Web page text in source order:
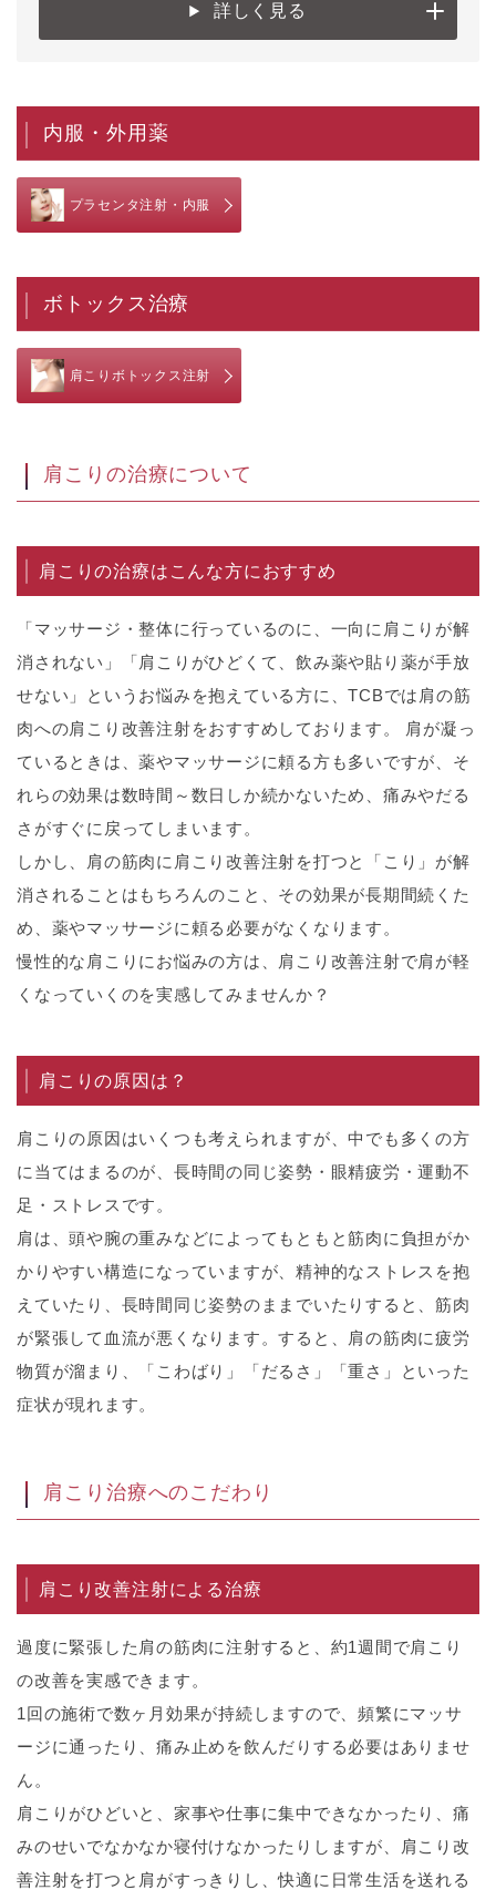
詳しく見る
内服・外用薬
プラセンタ注射・内服
ボトックス治療
肩こりボトックス注射
肩こりの治療について
肩こりの治療はこんな方におすすめ
「マッサージ・整体に行っているのに、一向に肩こりが解
消されない」「肩こりがひどくて、飲み薬や貼り薬が手放
せない」というお悩みを抱えている方に、TCBでは肩の筋
肉への肩こり改善注射をおすすめしております。 肩が凝っ
ているときは、薬やマッサージに頼る方も多いですが、そ
れらの効果は数時間～数日しか続かないため、痛みやだる
さがすぐに戻ってしまいます。
しかし、肩の筋肉に肩こり改善注射を打つと「こり」が解
消されることはもちろんのこと、その効果が長期間続くた
め、薬やマッサージに頼る必要がなくなります。
慢性的な肩こりにお悩みの方は、肩こり改善注射で肩が軽
くなっていくのを実感してみませんか？
肩こりの原因は？
肩こりの原因はいくつも考えられますが、中でも多くの方
に当てはまるのが、長時間の同じ姿勢・眼精疲労・運動不
足・ストレスです。
肩は、頭や腕の重みなどによってもともと筋肉に負担がか
かりやすい構造になっていますが、精神的なストレスを抱
えていたり、長時間同じ姿勢のままでいたりすると、筋肉
が緊張して血流が悪くなります。すると、肩の筋肉に疲労
物質が溜まり、「こわばり」「だるさ」「重さ」といった
症状が現れます。
肩こり治療へのこだわり
肩こり改善注射による治療
過度に緊張した肩の筋肉に注射すると、約1週間で肩こり
の改善を実感できます。
1回の施術で数ヶ月効果が持続しますので、頻繁にマッサ
ージに通ったり、痛み止めを飲んだりする必要はありませ
ん。
肩こりがひどいと、家事や仕事に集中できなかったり、痛
みのせいでなかなか寝付けなかったりしますが、肩こり改
善注射を打つと肩がすっきりし、快適に日常生活を送れる